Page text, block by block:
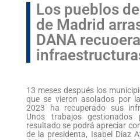
Los pueblos
de Madrid
DANA
13 meses después los
que se vieron asolados por
2023 ha recuperado sus
Unos trabajos gestionados
resultado se podrá apreciar
de la presidenta, Isabel Díaz